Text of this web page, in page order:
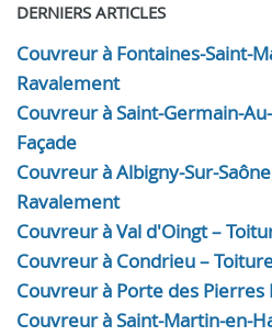
DERNIERS ARTICLES
Couvreur à Fontaines-Saint-
Ravalement
Couvreur à Saint-Germain-
Façade
Couvreur à Albigny-Sur-
Ravalement
Couvreur à Val d'Oingt –
Couvreur à Condrieu –
Couvreur à Porte des Pierres
Couvreur à Saint-Martin-en-